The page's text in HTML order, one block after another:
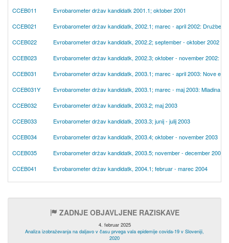
CCEB011
Evrobarometer držav kandidatk 2001.1; oktober 2001
CCEB021
Evrobarometer držav kandidatk, 2002.1; marec - april 2002:
CCEB022
Evrobarometer držav kandidatk, 2002.2; september - oktober 2002
CCEB023
Evrobarometer držav kandidatk, 2002.3; oktober - november 2002:
CCEB031
Evrobarometer držav kandidatk, 2003.1; marec - april 2003: Nove
CCEB031Y
Evrobarometer držav kandidatk, 2003.1; marec - maj 2003: Mladina v
CCEB032
Evrobarometer držav kandidatk, 2003.2; maj 2003
CCEB033
Evrobarometer držav kandidatk, 2003.3; junij - julij 2003
CCEB034
Evrobarometer držav kandidatk, 2003.4; oktober - november 2003
CCEB035
Evrobarometer držav kandidatk, 2003.5; november - december 2003
CCEB041
Evrobarometer držav kandidatk, 2004.1; februar - marec 2004
ZADNJE OBJAVLJENE RAZISKAVE
4. februar 2025
Analiza izobraževanja na daljavo v času prvega vala epidemije covida-19 v Sloveniji,
2020